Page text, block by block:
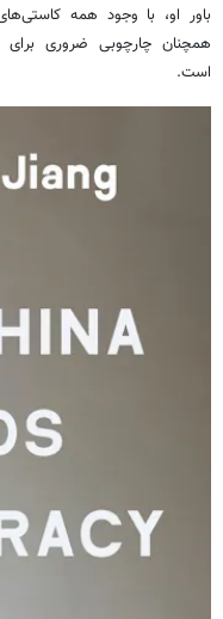
باور او، با وجود همه
همچنان چارچوبی ضروری برای
است.